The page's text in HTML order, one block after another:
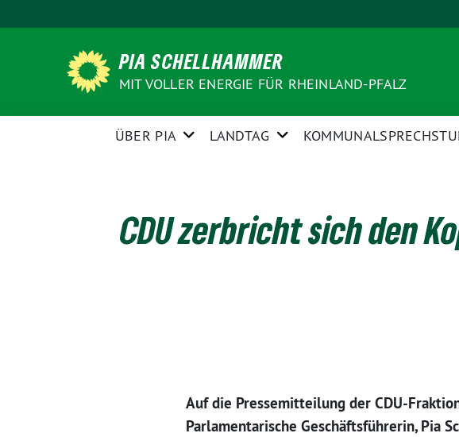
zum
PIA SCHELLHAMMER
MIT VOLLER ENERGIE FÜR RHEINLAND-PFALZ
ÜBER PIA LANDTAG
CDU zerbricht sich den
Auf die Pressemitteilung der CDU-
Parlamentarische Geschäftsführerin, Pia